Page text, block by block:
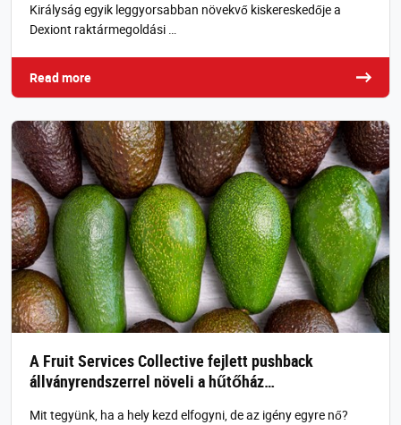
Királyság egyik leggyorsabban növekvő kiskereskedője a
Dexiont raktármegoldási …
Read more
A Fruit Services Collective fejlett pushback
állványrendszerrel növeli a hűtőház…
Mit tegyünk, ha a hely kezd elfogyni, de az igény egyre nő?